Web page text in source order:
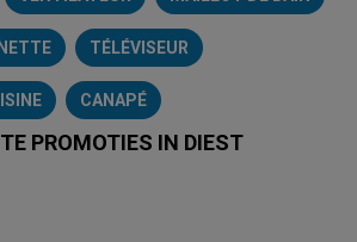
TÉLÉVISEUR
CANAPÉ
PROMOTIES IN DIEST